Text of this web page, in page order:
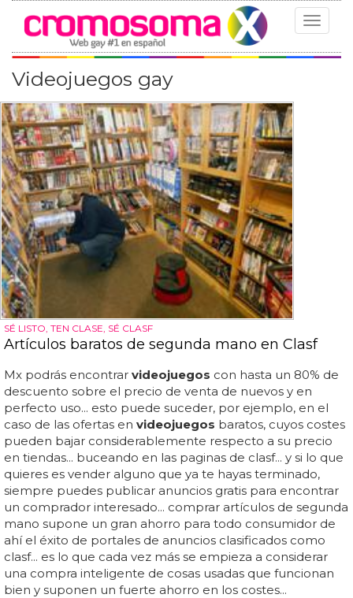
Toggle
Videojuegos gay
SÉ LISTO, TEN CLASE, SÉ CLASF
Artículos baratos de segunda mano en Clasf
Mx podrás encontrar videojuegos con hasta un 80% de
descuento sobre el precio de venta de nuevos y en
perfecto uso... esto puede suceder, por ejemplo, en el
caso de las ofertas en videojuegos baratos, cuyos costes
pueden bajar considerablemente respecto a su precio
en tiendas... buceando en las paginas de clasf... y si lo que
quieres es vender alguno que ya te hayas terminado,
siempre puedes publicar anuncios gratis para encontrar
un comprador interesado... comprar artículos de segunda
mano supone un gran ahorro para todo consumidor de
ahí el éxito de portales de anuncios clasificados como
clasf... es lo que cada vez más se empieza a considerar
una compra inteligente de cosas usadas que funcionan
bien y suponen un fuerte ahorro en los costes...